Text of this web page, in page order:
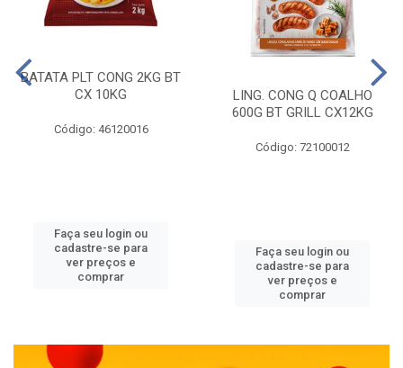
BATATA PLT CONG 2KG BT
CX 10KG
Código: 46120016
Faça seu login ou
cadastre-se para
ver preços e
comprar
LING. CONG Q COALHO
600G BT GRILL CX12KG
Código: 72100012
Faça seu login ou
cadastre-se para
ver preços e
comprar